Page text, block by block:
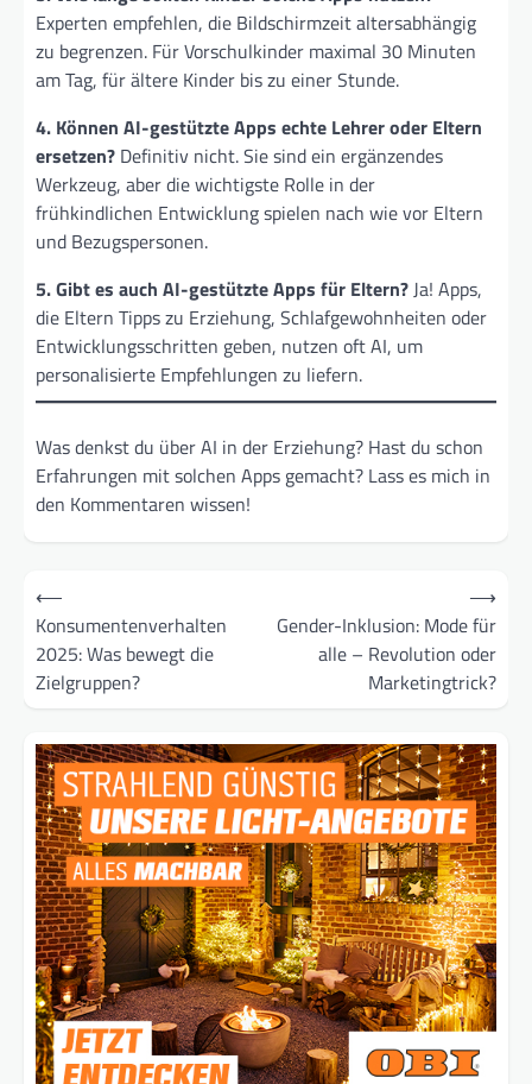
Experten empfehlen, die Bildschirmzeit altersabhängig
zu begrenzen. Für Vorschulkinder maximal 30 Minuten
am Tag, für ältere Kinder bis zu einer Stunde.
4. Können AI-gestützte Apps echte Lehrer oder Eltern
ersetzen? Definitiv nicht. Sie sind ein ergänzendes
Werkzeug, aber die wichtigste Rolle in der
frühkindlichen Entwicklung spielen nach wie vor Eltern
und Bezugspersonen.
5. Gibt es auch AI-gestützte Apps für Eltern?Ja! Apps,
die Eltern Tipps zu Erziehung, Schlafgewohnheiten oder
Entwicklungsschritten geben, nutzen oft AI, um
personalisierte Empfehlungen zu liefern.
Was denkst du über AI in der Erziehung? Hast du schon
Erfahrungen mit solchen Apps gemacht? Lass es mich in
den Kommentaren wissen!
Beitragsnavigation
⟵
Konsumentenverhalten
2025: Was bewegt die
Zielgruppen?
Gender-Inklusion: Mode für
alle – Revolution oder
Marketingtrick?
⟶